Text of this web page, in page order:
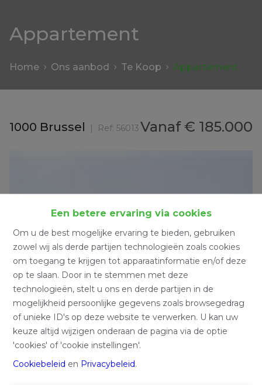
Een betere ervaring via cookies
Om u de best mogelijke ervaring te bieden, gebruiken
zowel wij als derde partijen technologieën zoals cookies
om toegang te krijgen tot apparaatinformatie en/of deze
op te slaan. Door in te stemmen met deze
technologieën, stelt u ons en derde partijen in de
mogelijkheid persoonlijke gegevens zoals browsegedrag
of unieke ID's op deze website te verwerken. U kan uw
keuze altijd wijzigen onderaan de pagina via de optie
'cookies' of 'cookie instellingen'.
Cookiebeleid en Privacybeleid.
Appartement
Home Ons aanbod Te Koop Appartement
1000 Brussel Ref: 56013Vanaf € 185.000